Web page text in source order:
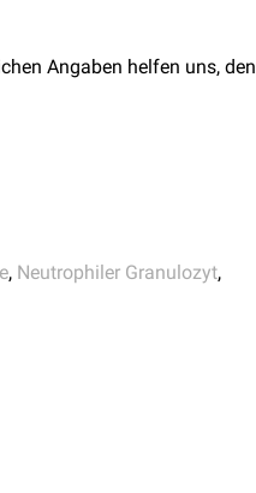
Angaben helfen uns, den
, Neutrophiler Granulozyt,